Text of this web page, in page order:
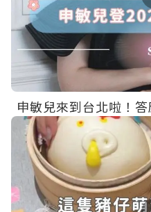
申敏兒來到台北啦！